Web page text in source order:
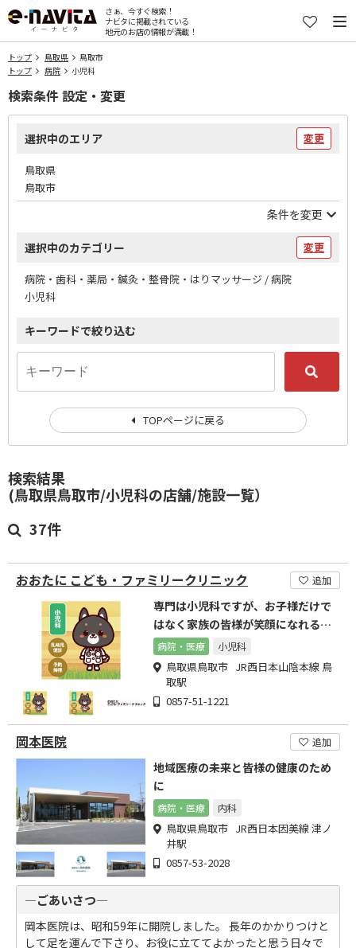
さぁ、今すぐ検索！
ナビタに掲載されている
地元のお店の情報が満載！
トップ 鳥取県
鳥取市
トップ
病院 小児科
検索結果
(鳥取県鳥取市/小児科の店舗/施設一覧）
37件
おおたに こども・ファミリークリニック 追加
専門は小児科ですが、お子様だけで
はなく家族の皆様が笑顔になれる明
るい病院を目指しています。
病院・医療 小児科
鳥取県鳥取市 JR西日本山陰本線 鳥
取駅
0857-51-1221
岡本医院 追加
地域医療の未来と皆様の健康のため
に
病院・医療 内科
鳥取県鳥取市 JR西日本因美線 津ノ
井駅
0857-53-2028
―ごあいさつ―
岡本医院は、昭和59年に開院しました。 長年のかかりつけと
して足を運んで下さり、お役に立ててよかったと思う日々で
検索条件 設定・変更
選択中のエリア 変更
鳥取県
鳥取市
条件を変更
選択中のカテゴリー 変更
病院・歯科・薬局・鍼灸・整骨院・はりマッサージ / 病院
小児科
キーワードで絞り込む
TOPページに戻る